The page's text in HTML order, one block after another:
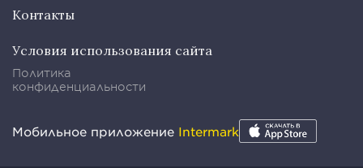
Контакты
Условия использования сайта
Политика
конфиденциальности
Мобильное приложение Intermark